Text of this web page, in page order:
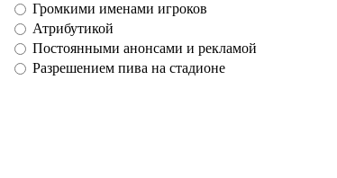
Громкими именами игроков
Атрибутикой
Постоянными анонсами и рекламой
Разрешением пива на стадионе